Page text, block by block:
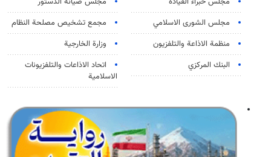
مجلس الشورى الاسلامي
مجمع تشخيص مصلحة النظام
منظمة الاذاعة والتلفزیون
وزارة الخارجية
البنك المركزي
اتحاد الاذاعات والتلفزيونات
الاسلامية